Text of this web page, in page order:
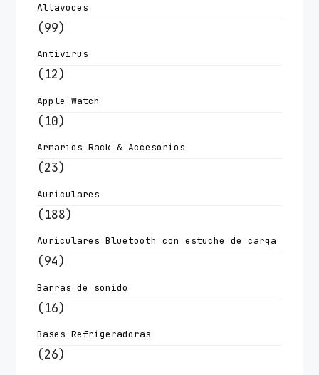
Altavoces
(99)
Antivirus
(12)
Apple Watch
(10)
Armarios Rack & Accesorios
(23)
Auriculares
(188)
Auriculares Bluetooth con estuche de carga
(94)
Barras de sonido
(16)
Bases Refrigeradoras
(26)